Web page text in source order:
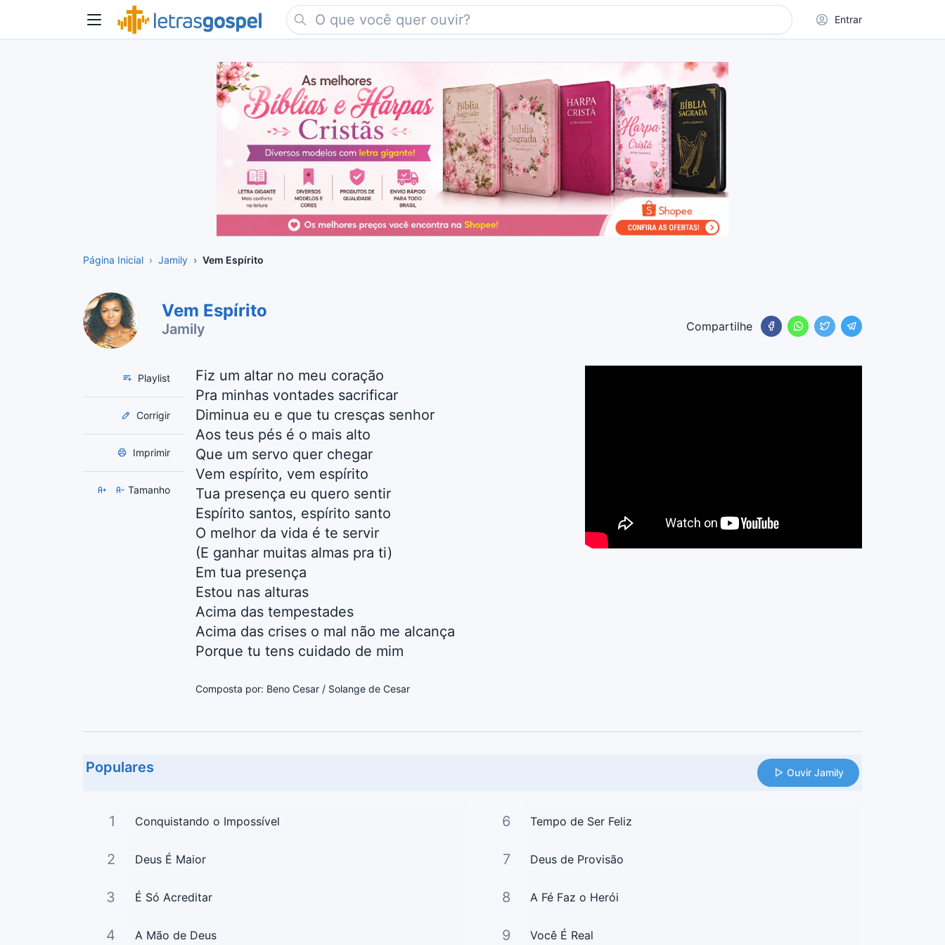
Entrar
Página Inicial Jamily Vem Espírito
Vem Espírito
Jamily Compartilhe
Playlist
Corrigir
Imprimir
Tamanho
Fiz um altar no meu coração
Pra minhas vontades sacrificar
Diminua eu e que tu cresças senhor
Aos teus pés é o mais alto
Que um servo quer chegar
Vem espírito, vem espírito
Tua presença eu quero sentir
Espírito santos, espírito santo
O melhor da vida é te servir
(E ganhar muitas almas pra ti)
Em tua presença
Estou nas alturas
Acima das tempestades
Acima das crises o mal não me alcança
Porque tu tens cuidado de mim
Composta por: Beno Cesar / Solange de Cesar
Populares Ouvir Jamily
1 Conquistando o Impossível
2 Deus É Maior
3 É Só Acreditar
4 A Mão de Deus
6 Tempo de Ser Feliz
7 Deus de Provisão
8 A Fé Faz o Herói
9 Você É Real